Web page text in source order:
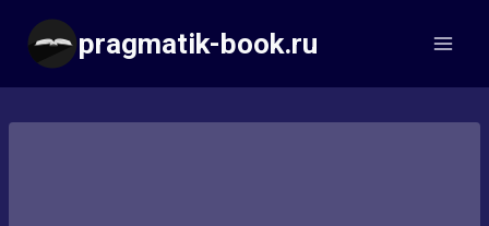
Перейти
содержимому
pragmatik-book.ru